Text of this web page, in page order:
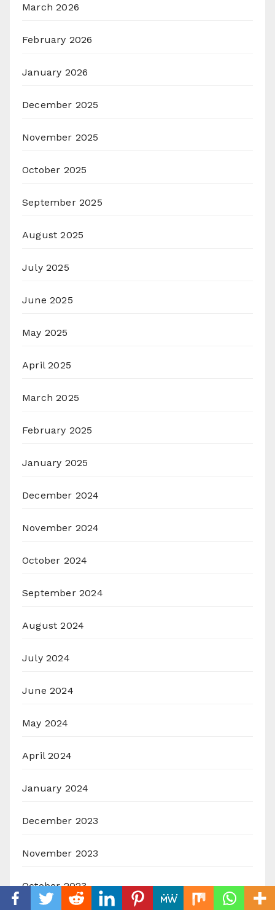
March 2026
February 2026
January 2026
December 2025
November 2025
October 2025
September 2025
August 2025
July 2025
June 2025
May 2025
April 2025
March 2025
February 2025
January 2025
December 2024
November 2024
October 2024
September 2024
August 2024
July 2024
June 2024
May 2024
April 2024
January 2024
December 2023
November 2023
October 2023